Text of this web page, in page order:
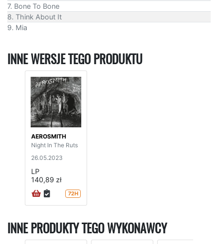
7. Bone To Bone
8. Think About It
9. Mia
INNE WERSJE TEGO PRODUKTU
AEROSMITH
Night In The Ruts
26.05.2023
LP
140,89 zł
72H
INNE PRODUKTY TEGO WYKONAWCY